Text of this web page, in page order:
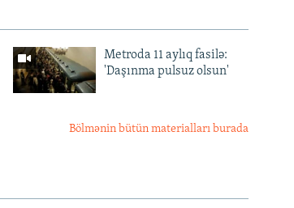
Metroda 11 aylıq fasilə:
'Daşınma pulsuz olsun'
Bölmənin bütün materialları burada